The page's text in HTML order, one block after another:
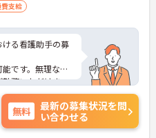
支給
る看護助手の募
です。無理なく
務いただけま
提供を行ってい
ントなど、さら
ご相談くださ
無料
最新の募集状況を問
い合わせる